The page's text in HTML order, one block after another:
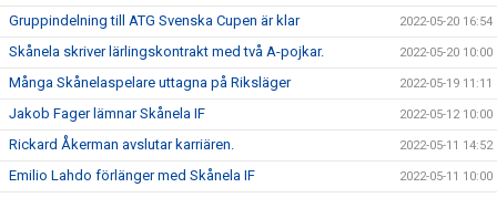
Gruppindelning till ATG Svenska Cupen är klar 2022-05-20 16:54
Skånela skriver lärlingskontrakt med två A-pojkar. 2022-05-20 10:00
Många Skånelaspelare uttagna på Riksläger 2022-05-19 11:11
Jakob Fager lämnar Skånela IF 2022-05-12 10:00
Rickard Åkerman avslutar karriären. 2022-05-11 14:52
Emilio Lahdo förlänger med Skånela IF 2022-05-11 10:00